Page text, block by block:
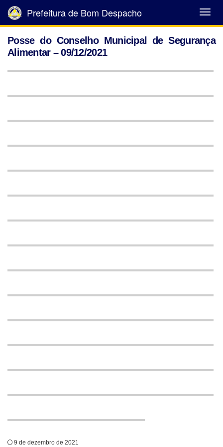
Abrir
Menu
Prefeitura de Bom Despacho
Posse do Conselho Municipal de Segurança
Alimentar – 09/12/2021
9 de dezembro de 2021